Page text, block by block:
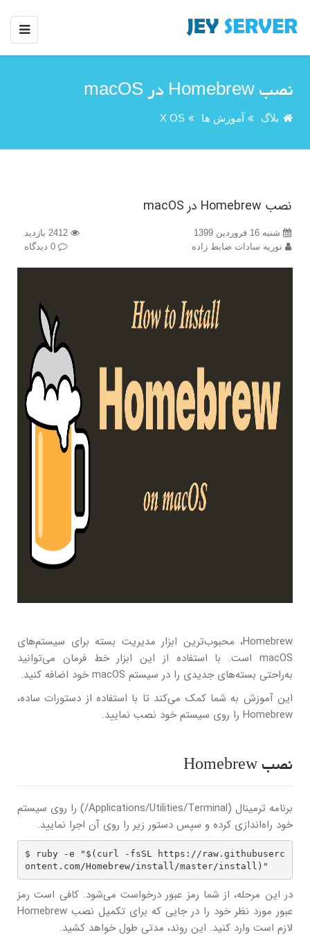
نصب Homebrew در macOS
بلاگ آموزش ها X OS
نصب Homebrew در macOS
شنبه 16 فروردین 1399
نوریه سادات ضابط زاده
Homebrew، محبوب‌ترین ابزار مدیریت بسته برای سیستم‌های
macOS است. با استفاده از این ابزار خط فرمان می‌توانید
به‌راحتی بسته‌های جدیدی را در سیستم macOS خود اضافه کنید.
این آموزش به شما کمک می‌کند تا با استفاده از دستورات ساده،
Homebrew را روی سیستم خود نصب نمایید.
نصب Homebrew
برنامه ترمینال (Applications/Utilities/Terminal/) را روی سیستم
خود راه‌اندازی کرده و سپس دستور زیر را روی آن اجرا نمایید.
$ ruby -e "$(curl -fsSL https://raw.githubuserc
ontent.com/Homebrew/install/master/install)"
در این مرحله، از شما رمز عبور درخواست می‌شود. کافی است رمز
عبور مورد نظر خود را در جایی که برای تکمیل نصب Homebrew
لازم است وارد کنید. این روند، مدتی طول خواهد کشید.